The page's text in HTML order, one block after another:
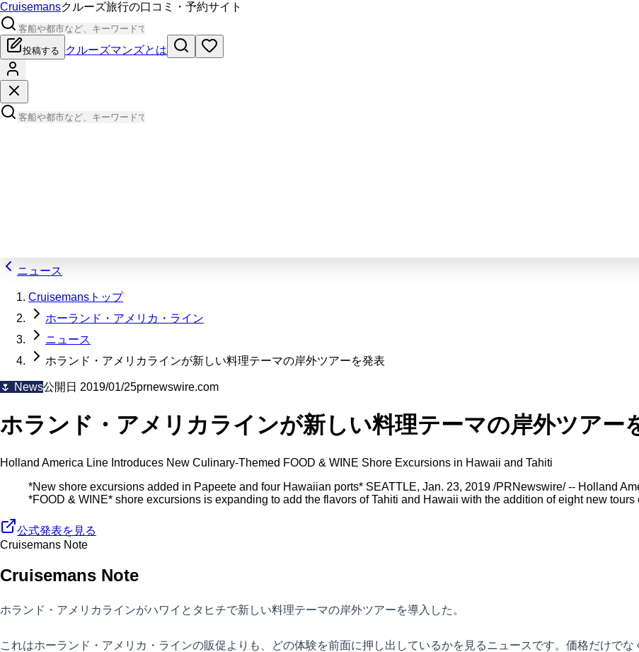
Cruisemansクルーズ旅行の口コミ・予約サイト
投稿する クルーズマンズとは
ニュース
Cruisemansトップ
ホーランド・アメリカ・ライン
ニュース
ホランド・アメリカラインが新しい料理テーマの岸外ツアーを発表
🌷 News公開日 2019/01/25prnewswire.com
ホランド・アメリカラインが新しい料理テーマの岸外ツアー
Holland America Line Introduces New Culinary-Themed FOOD & WINE Shore Excursions in Hawaii and Tahiti
*New shore excursions added in Papeete and four Hawaiian ports* SEATTLE, Jan. 23, 2019 /PRNewswire/ -- Holland
*FOOD & WINE* shore excursions is expanding to add the flavors of Tahiti and Hawaii with the addition of eight new tours
公式発表を見る
Cruisemans Note
Cruisemans Note
ホランド・アメリカラインがハワイとタヒチで新しい料理テーマの岸外ツアーを導入した。
これはホーランド・アメリカ・ラインの販促よりも、どの体験を前面に押し出しているかを見るニュースです。価格だけで